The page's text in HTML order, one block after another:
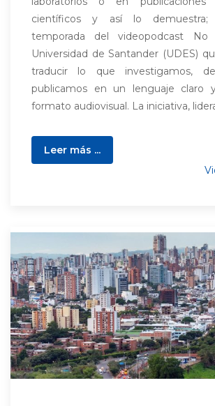
científicos y así lo demuestra;
temporada del videopodcast
Universidad de Santander (UDES)
traducir lo que investigamos,
publicamos en un lenguaje claro
formato audiovisual. La iniciativa,
Leer más ...